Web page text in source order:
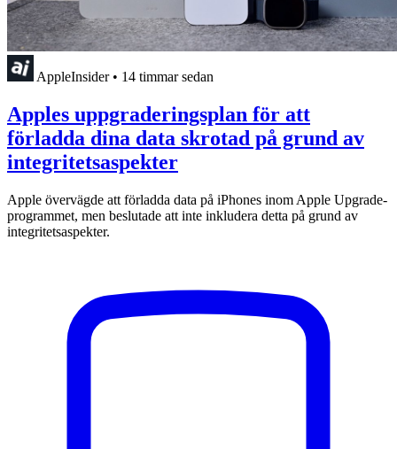
AppleInsider • 14 timmar sedan
Apples uppgraderingsplan för att
förladda dina data skrotad på grund av
integritetsaspekter
Apple övervägde att förladda data på iPhones inom Apple Upgrade-
programmet, men beslutade att inte inkludera detta på grund av
integritetsaspekter.